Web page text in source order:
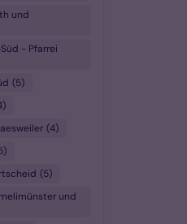
und
- Pfarrei
5
4
5
und